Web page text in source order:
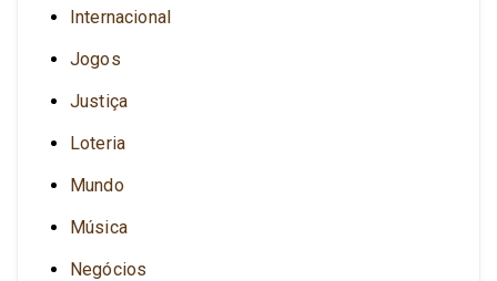
Internacional
Jogos
Justiça
Loteria
Mundo
Música
Negócios